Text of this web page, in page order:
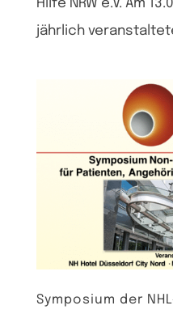
Hilfe NRW e.V. Am
jährlich
Symposium der